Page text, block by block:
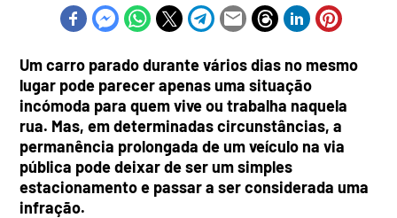
Um carro parado durante vários dias no mesmo
lugar pode parecer apenas uma situação
incómoda para quem vive ou trabalha naquela
rua. Mas, em determinadas circunstâncias, a
permanência prolongada de um veículo na via
pública pode deixar de ser um simples
estacionamento e passar a ser considerada uma
infração.